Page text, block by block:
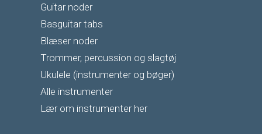
Guitar noder
Basguitar tabs
Blæser noder
Trommer, percussion og slagtøj
Ukulele (instrumenter og bøger)
Alle instrumenter
Lær om instrumenter her